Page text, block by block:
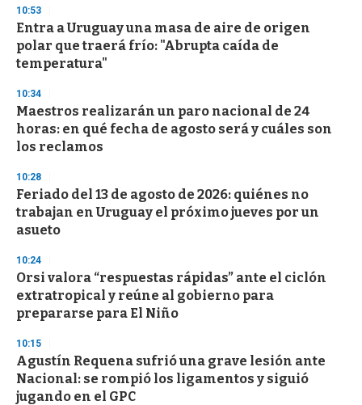
s
e
c
o
n
10:53
Entra a Uruguay una masa de aire de origen
polar que traerá frío: "Abrupta caída de
temperatura"
10:34
Maestros realizarán un paro nacional de 24
horas: en qué fecha de agosto será y cuáles son
los reclamos
10:28
Feriado del 13 de agosto de 2026: quiénes no
trabajan en Uruguay el próximo jueves por un
asueto
10:24
Orsi valora “respuestas rápidas” ante el ciclón
extratropical y reúne al gobierno para
prepararse para El Niño
10:15
Agustín Requena sufrió una grave lesión ante
Nacional: se rompió los ligamentos y siguió
jugando en el GPC